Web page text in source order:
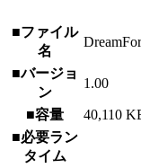
■ファイル
名
■バージョ
ン
1.00
■容量
40,110
■必要ラン
タイム